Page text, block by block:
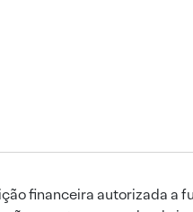
financeira autorizada a